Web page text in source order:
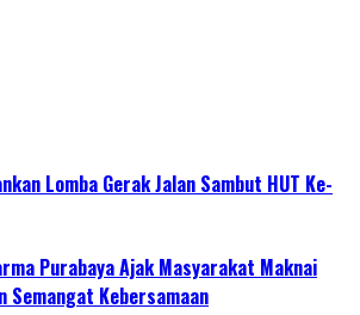
Lomba Gerak Jalan Sambut HUT Ke-
Purabaya Ajak Masyarakat Maknai
Semangat Kebersamaan